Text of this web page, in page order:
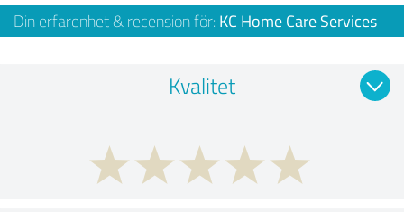
Din erfarenhet & recension för: KC Home Care Services
Kvalitet